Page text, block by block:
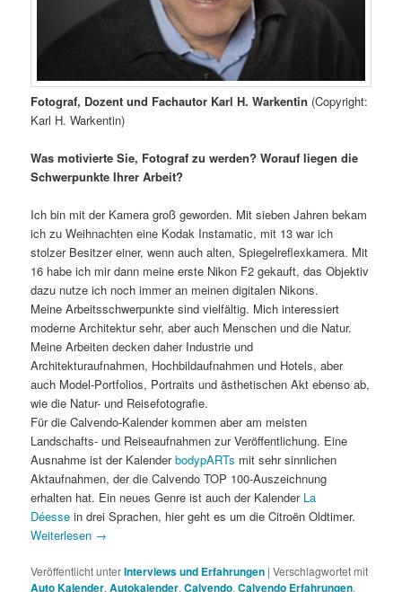
Fotograf, Dozent und Fachautor Karl H. Warkentin (Copyright:
Karl H. Warkentin)
Was motivierte Sie, Fotograf zu werden? Worauf liegen die
Schwerpunkte Ihrer Arbeit?
Ich bin mit der Kamera groß geworden. Mit sieben Jahren bekam
ich zu Weihnachten eine Kodak Instamatic, mit 13 war ich
stolzer Besitzer einer, wenn auch alten, Spiegelreflexkamera. Mit
16 habe ich mir dann meine erste Nikon F2 gekauft, das Objektiv
dazu nutze ich noch immer an meinen digitalen Nikons.
Meine Arbeitsschwerpunkte sind vielfältig. Mich interessiert
moderne Architektur sehr, aber auch Menschen und die Natur.
Meine Arbeiten decken daher Industrie und
Architekturaufnahmen, Hochbildaufnahmen und Hotels, aber
auch Model-Portfolios, Portraits und ästhetischen Akt ebenso ab,
wie die Natur- und Reisefotografie.
Für die Calvendo-Kalender kommen aber am meisten
Landschafts- und Reiseaufnahmen zur Veröffentlichung. Eine
Ausnahme ist der KalenderbodypARTs mit sehr sinnlichen
Aktaufnahmen, der die Calvendo TOP 100-Auszeichnung
erhalten hat. Ein neues Genre ist auch der Kalender La
Déesse in drei Sprachen, hier geht es um die Citroën Oldtimer.
Weiterlesen →
Veröffentlicht unterInterviews und Erfahrungen |Verschlagwortet mit
Auto Kalender,Autokalender,Calvendo,Calvendo Erfahrungen,